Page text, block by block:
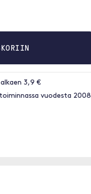
3,9 €
vuodesta 2008